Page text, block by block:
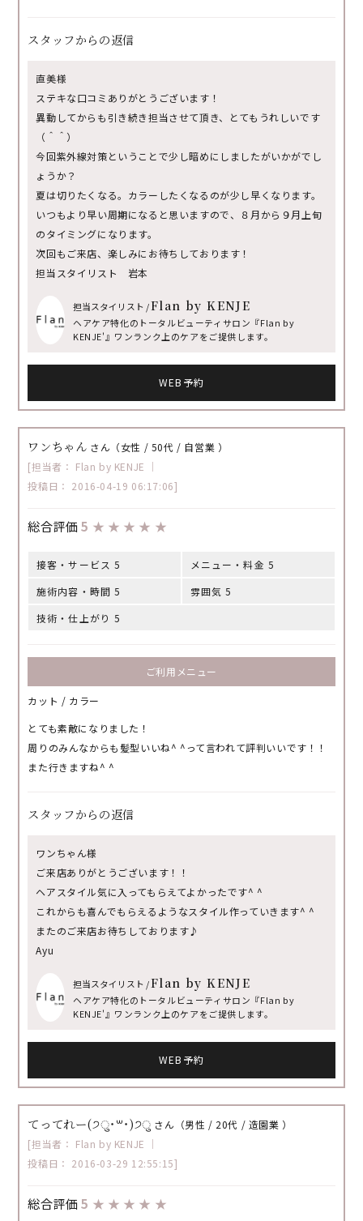
スタッフからの返信
直美様
ステキな口コミありがとうございます！
異動してからも引き続き担当させて頂き、とてもうれしいです
（＾＾）
今回紫外線対策ということで少し暗めにしましたがいかがでし
ょうか？
夏は切りたくなる。カラーしたくなるのが少し早くなります。
いつもより早い周期になると思いますので、８月から９月上旬
のタイミングになります。
次回もご来店、楽しみにお待ちしております！
担当スタイリスト 岩本
担当スタイリスト /Flan by KENJE
ヘアケア特化のトータルビューティサロン『Flan by
KENJE'』ワンランク上のケアをご提供します。
WEB予約
ワンちゃん さん（女性 / 50代 / 自営業 ）
[担当者： Flan by KENJE ｜
投稿日： 2016-04-19 06:17:06]
総合評価5 ★ ★ ★ ★ ★
接客・サービス 5
メニュー・料金 5
施術内容・時間 5
雰囲気 5
技術・仕上がり 5
ご利用メニュー
カット / カラー
とても素敵になりました！
周りのみんなからも髪型いいね^ ^って言われて評判いいです！！
また行きますね^ ^
スタッフからの返信
ワンちゃん様
ご来店ありがとうございます！！
ヘアスタイル気に入ってもらえてよかったです^ ^
これからも喜んでもらえるようなスタイル作っていきます^ ^
またのご来店お待ちしております♪
Ayu
担当スタイリスト /Flan by KENJE
ヘアケア特化のトータルビューティサロン『Flan by
KENJE'』ワンランク上のケアをご提供します。
WEB予約
てってれー(੭ु˙꒳​˙)੭ु さん（男性 / 20代 / 造園業 ）
[担当者： Flan by KENJE ｜
投稿日： 2016-03-29 12:55:15]
総合評価5 ★ ★ ★ ★ ★